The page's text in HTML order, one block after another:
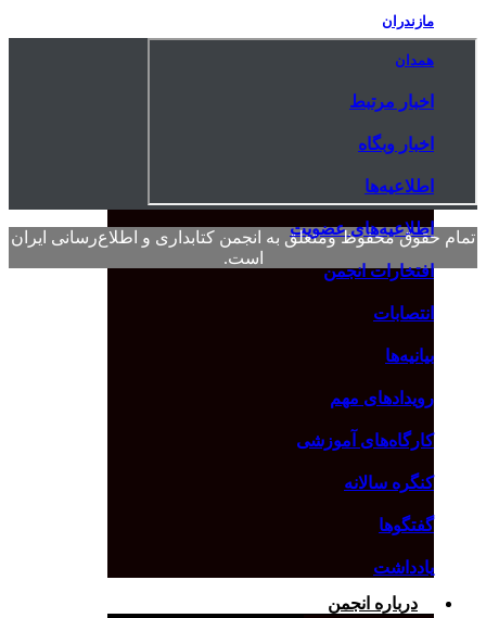
مازندران
همدان
اخبار مرتبط
اخبار وبگاه
اطلاعیه‌ها
اطلاعیه‌های عضویت
افتخارات انجمن
انتصابات
بیانیه‌ها
رویدادهای مهم
کارگاه‌های آموزشی
کنگره سالانه
گفتگوها
یادداشت
درباره انجمن
تمام حقوق محفوظ ومتعلق به انجمن کتابداری و اطلاع‌رسانی ایران
است.